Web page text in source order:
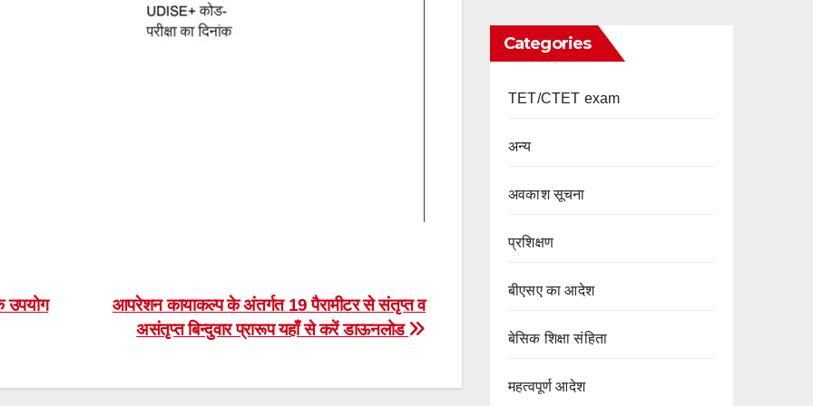
आपरेशन कायाकल्प के अंतर्गत 19 पैरामीटर से संतृप्त व
असंतृप्त बिन्दुवार प्रारूप यहाँ से करें डाऊनलोड
उपयोग
Categories
TET/CTET exam
अन्य
अवकाश सूचना
प्रशिक्षण
बीएसए का आदेश
बेसिक शिक्षा संहिता
महत्वपूर्ण आदेश